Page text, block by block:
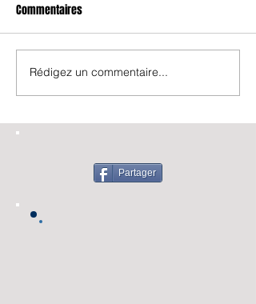
Commentaires
Rédigez un commentaire...
Partager